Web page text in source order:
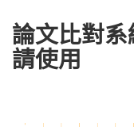
論文比對
請使用